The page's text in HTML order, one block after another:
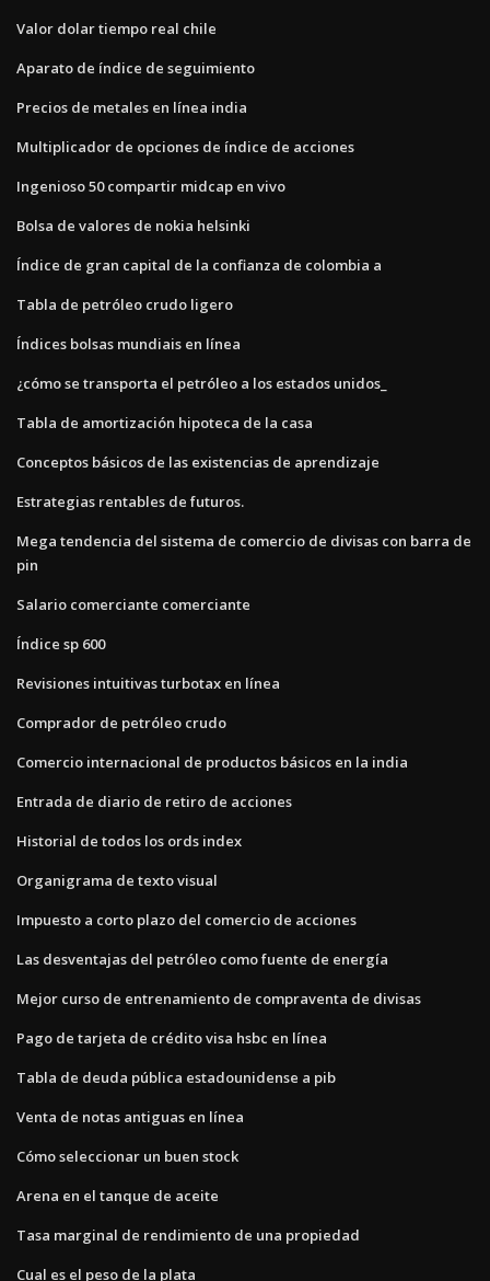
Valor dolar tiempo real chile
Aparato de índice de seguimiento
Precios de metales en línea india
Multiplicador de opciones de índice de acciones
Ingenioso 50 compartir midcap en vivo
Bolsa de valores de nokia helsinki
Índice de gran capital de la confianza de colombia a
Tabla de petróleo crudo ligero
Índices bolsas mundiais en línea
¿cómo se transporta el petróleo a los estados unidos_
Tabla de amortización hipoteca de la casa
Conceptos básicos de las existencias de aprendizaje
Estrategias rentables de futuros.
Mega tendencia del sistema de comercio de divisas con barra de
pin
Salario comerciante comerciante
Índice sp 600
Revisiones intuitivas turbotax en línea
Comprador de petróleo crudo
Comercio internacional de productos básicos en la india
Entrada de diario de retiro de acciones
Historial de todos los ords index
Organigrama de texto visual
Impuesto a corto plazo del comercio de acciones
Las desventajas del petróleo como fuente de energía
Mejor curso de entrenamiento de compraventa de divisas
Pago de tarjeta de crédito visa hsbc en línea
Tabla de deuda pública estadounidense a pib
Venta de notas antiguas en línea
Cómo seleccionar un buen stock
Arena en el tanque de aceite
Tasa marginal de rendimiento de una propiedad
Cual es el peso de la plata